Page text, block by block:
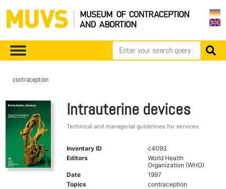
contraception
Intrauterine devices
Technical and managerial guidelines for services
Inventary ID
c4093
Editors
World Health
Organization (WHO)
Date
1997
Topics
contraception